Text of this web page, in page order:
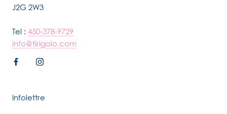
J2G 2W3
Tel : 450-378-9729
info@tirigolo.com
Infolettre